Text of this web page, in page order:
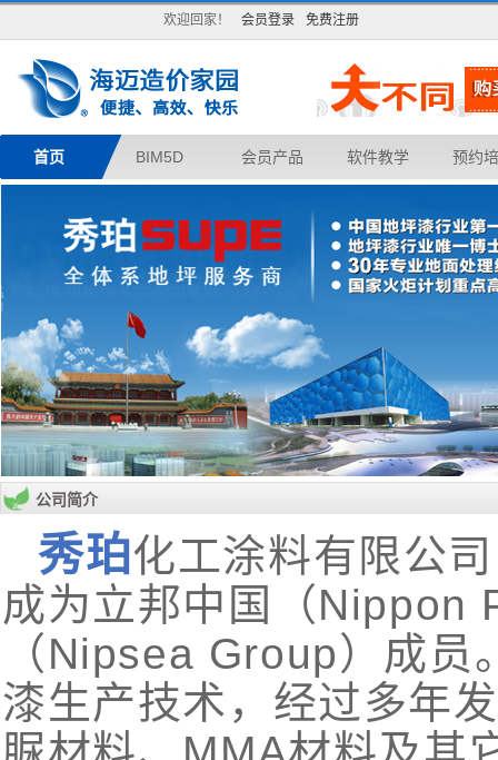
欢迎回家！ 会员登录 免费注册
首页 BIM5D 会员产品 软件教学 预约
公司简介
秀珀化工涂料有限公
成为立邦中国（Nippon
（Nipsea Group）成
漆生产技术，经过多年